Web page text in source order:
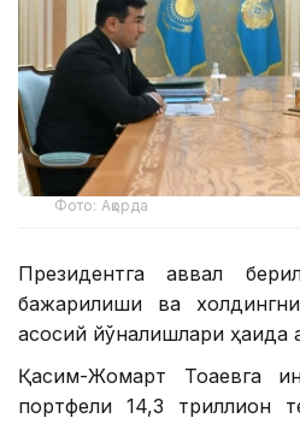
Фото: Ақорда
Президентга аввал
бажарилиши ва
асосий йўналишлари ҳақида
Қасим-Жомарт Тоқаевга
портфели 14,3 триллион